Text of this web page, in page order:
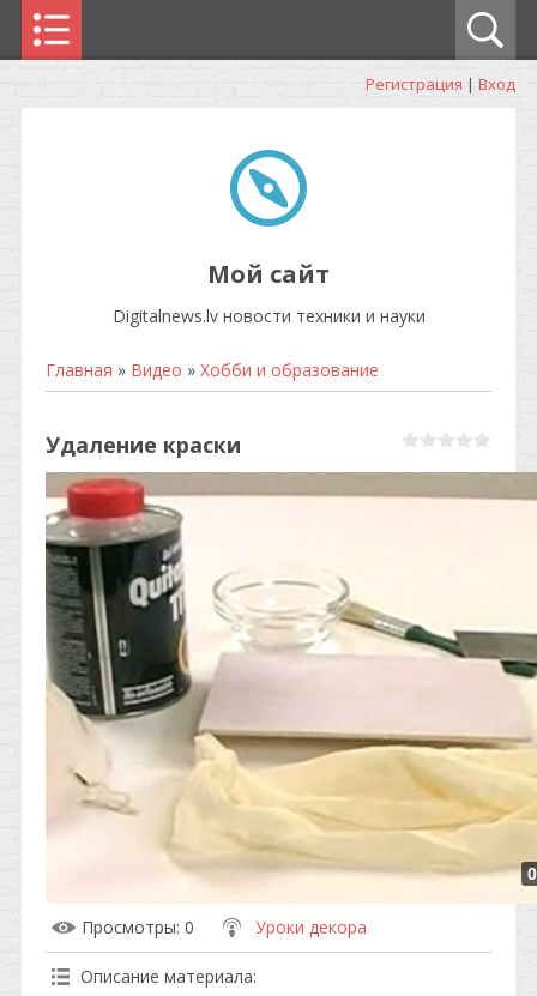
Регистрация | Вход
Мой сайт
Digitalnews.lv новости техники и науки
Главная » Видео » Хобби и образование
Удаление краски
Просмотры: 0 Уроки декора
Описание материала: